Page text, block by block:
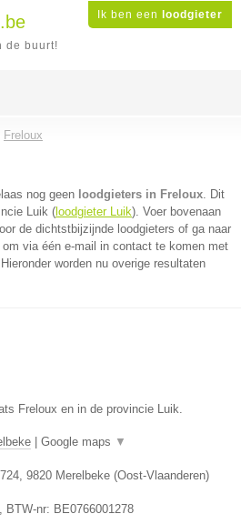
Ik ben een loodgieter
de buurt!
Freloux
nog geen loodgieters in Freloux. Dit
Luik ( loodgieter Luik). Voer bovenaan
de dichtstbijzijnde loodgieters of ga naar
om via één e-mail in contact te komen met
worden nu overige resultaten
Freloux en in de provincie Luik.
Google maps ▼
, 9820 Merelbeke (Oost-Vlaanderen)
, BTW-nr: BE0766001278